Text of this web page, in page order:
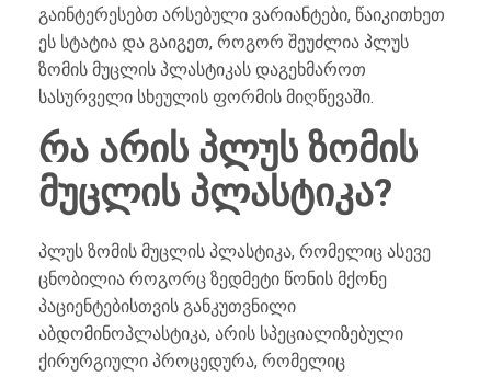
გაინტერესებთ არსებული ვარიანტები, წაიკითხეთ
ეს სტატია და გაიგეთ, როგორ შეუძლია პლუს
ზომის მუცლის პლასტიკას დაგეხმაროთ
სასურველი სხეულის ფორმის მიღწევაში.
რა არის პლუს ზომის
მუცლის პლასტიკა?
პლუს ზომის მუცლის პლასტიკა, რომელიც ასევე
ცნობილია როგორც ზედმეტი წონის მქონე
პაციენტებისთვის განკუთვნილი
აბდომინოპლასტიკა, არის სპეციალიზებული
ქირურგიული პროცედურა, რომელიც